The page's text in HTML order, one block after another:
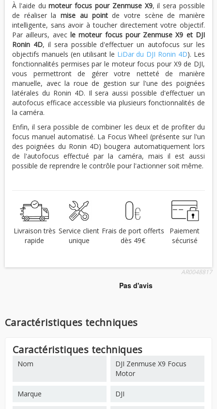
À l'aide dumoteur focus pour Zenmuse X9, il sera possible
de réaliser lamise au pointde votre scène de manière
intelligente, sans avoir à toucher directement votre objectif.
Par ailleurs, avec le moteur focus pour Zenmuse X9 et DJI
Ronin 4D, il sera possible d'effectuer un autofocus sur les
objectifs manuels (en utilisant le LiDar du DJI Ronin 4D). Les
fonctionnalités permises par le moteur focus pour X9 de DJI,
vous permettront de gérer votre netteté de manière
manuelle, avec la roue de gestion sur l'une des poignées
latérales du Ronin 4D. Il sera aussi possible d'effectuer un
autofocus efficace accessible via plusieurs fonctionnalités de
la caméra.
Enfin, il sera possible de combiner les deux et de profiter du
focus manuel automatisé. La Focus Wheel (présente sur l'un
des poignées du Ronin 4D) bougera automatiquement lors
de l'autofocus effectué par la caméra, mais il est aussi
possible de reprendre le contrôle pour l'actionner soit même.
Livraison très
rapide
Service client
unique
Frais de port offerts
dès 49€
Paiement
sécurisé
AR0048817
Caractéristiques techniques
Caractéristiques techniques
Nom
DJI Zenmuse X9 Focus
Motor
Marque DJI